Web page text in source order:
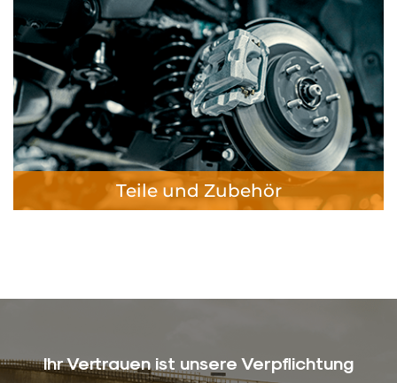
Teile und Zubehör
Ihr Vertrauen ist unsere Verpflichtung